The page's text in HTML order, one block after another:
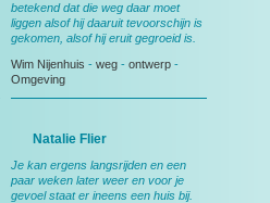
betekend dat die weg daar moet
liggen alsof hij daaruit tevoorschijn is
gekomen, alsof hij eruit gegroeid is.
Wim Nijenhuis - weg - ontwerp -
Omgeving
Natalie Flier
Je kan ergens langsrijden en een
paar weken later weer en voor je
gevoel staat er ineens een huis bij.